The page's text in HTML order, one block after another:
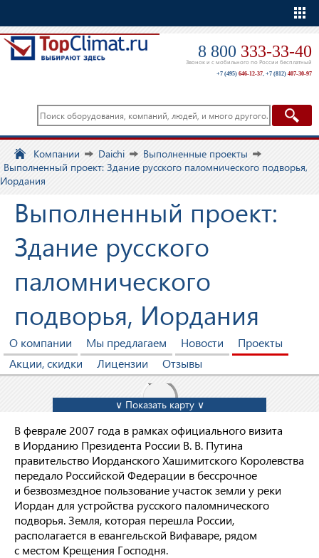
8 800 333-33-40
Звонок и с мобильного по России бесплатный
+7 (495) 646-12-37, +7 (812) 407-30-97
Компании Daichi
Выполненные проекты
Выполненный проект: Здание русского паломнического подворья,
Иордания
Выполненный проект:
Здание русского
паломнического
подворья, Иордания
О компании Мы предлагаем Новости
Проекты
Акции, скидки
Лицензии Отзывы
∨ Показать карту ∨
В феврале 2007 года в рамках официального визита
в Иорданию Президента России В. В. Путина
правительство Иорданского Хашимитского Королевства
передало Российской Федерации в бессрочное
и безвозмездное пользование участок земли у реки
Иордан для устройства русского паломнического
подворья. Земля, которая перешла России,
располагается в евангельской Вифаваре, рядом
с местом Крещения Господня.